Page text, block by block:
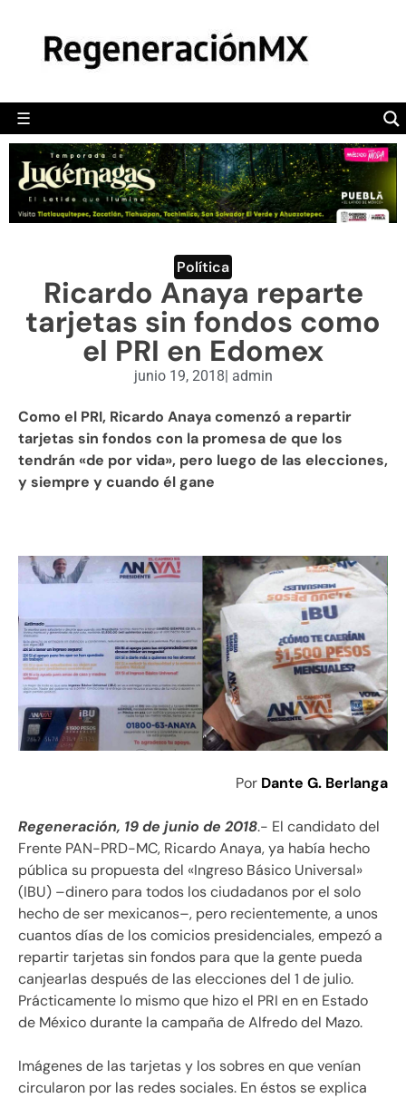
☰
POLÍTICA
CAMALEÓN
OPINIÓN
DEPORTES
ENGLISH SECTION
VIDEOS
Política
Ricardo Anaya reparte
tarjetas sin fondos como
el PRI en Edomex
junio 19, 2018| admin
Como el PRI, Ricardo Anaya comenzó a repartir
tarjetas sin fondos con la promesa de que los
tendrán «de por vida», pero luego de las elecciones,
y siempre y cuando él gane
Por Dante G. Berlanga
Regeneración, 19 de junio de 2018.- El candidato del
Frente PAN-PRD-MC, Ricardo Anaya, ya había hecho
pública su propuesta del «Ingreso Básico Universal»
(IBU) –dinero para todos los ciudadanos por el solo
hecho de ser mexicanos–, pero recientemente, a unos
cuantos días de los comicios presidenciales, empezó a
repartir tarjetas sin fondos para que la gente pueda
canjearlas después de las elecciones del 1 de julio.
Prácticamente lo mismo que hizo el PRI en en Estado
de México durante la campaña de Alfredo del Mazo.
Imágenes de las tarjetas y los sobres en que venían
circularon por las redes sociales. En éstos se explica